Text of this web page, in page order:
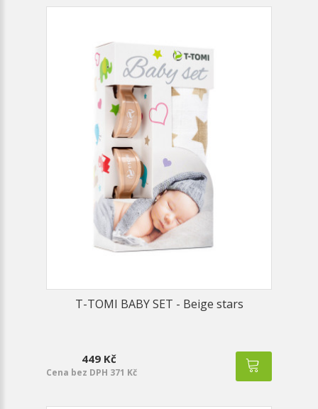
T-TOMI BABY SET - Beige stars
449 Kč
Cena bez DPH 371 Kč